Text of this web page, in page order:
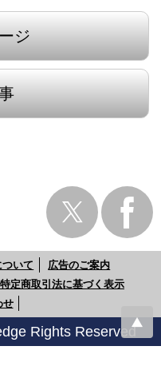
ジ
いて
広告のご案内
特定商取引法に基づく表示
せ
Rights Reserved